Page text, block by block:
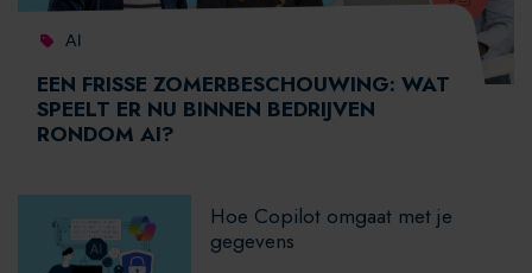
AI
EEN FRISSE ZOMERBESCHOUWING: WAT
SPEELT ER NU BINNEN BEDRIJVEN
RONDOM AI?
Hoe Copilot omgaat met je
gegevens